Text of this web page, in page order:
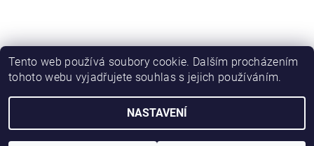
Vytvořil Shoptet
Tento web používá soubory cookie. Dalším procházením
tohoto webu vyjadřujete souhlas s jejich používáním.
NASTAVENÍ